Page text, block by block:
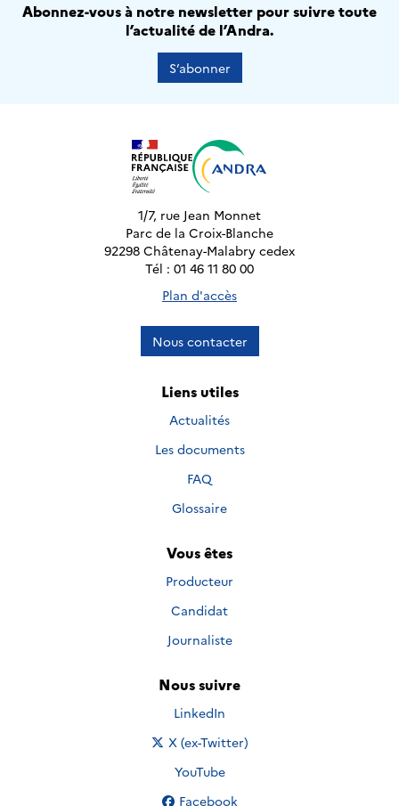
Abonnez-vous à notre newsletter pour suivre toute
l’actualité de l’Andra.
S’abonner
1/7, rue Jean Monnet
Parc de la Croix-Blanche
92298 Châtenay-Malabry cedex
Tél : 01 46 11 80 00
Plan d'accès
Nous contacter
Liens utiles
Actualités
Les documents
FAQ
Glossaire
Vous êtes
Producteur
Candidat
Journaliste
Nous suivre
Nous suivre sur
LinkedIn
Nous suivre sur
X (ex-Twitter)
Nous suivre sur
YouTube
Nous suivre sur
Facebook